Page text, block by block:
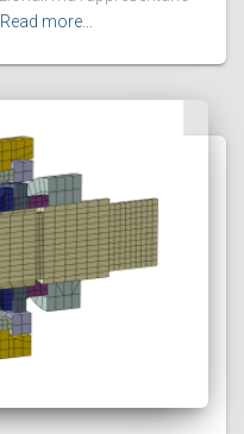
Read more…